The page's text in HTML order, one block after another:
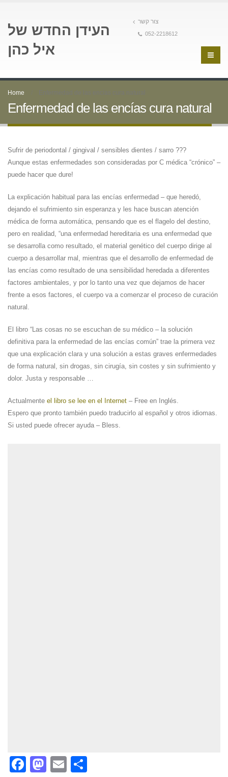
העידן החדש של
איל כהן
צור קשר
052-2218612
Home Enfermedad de las encías cura natural
Enfermedad de las encías cura natural
Sufrir de periodontal / gingival / sensibles dientes / sarro ???
Aunque estas enfermedades son consideradas por C médica “crónico” –
puede hacer que dure!
La explicación habitual para las encías enfermedad – que heredó,
dejando el sufrimiento sin esperanza y les hace buscan atención
médica de forma automática, pensando que es el flagelo del destino,
pero en realidad, “una enfermedad hereditaria es una enfermedad que
se desarrolla como resultado, el material genético del cuerpo dirige al
cuerpo a desarrollar mal, mientras que el desarrollo de enfermedad de
las encías como resultado de una sensibilidad heredada a diferentes
factores ambientales, y por lo tanto una vez que dejamos de hacer
frente a esos factores, el cuerpo va a comenzar el proceso de curación
natural.
El libro “Las cosas no se escuchan de su médico – la solución
definitiva para la enfermedad de las encías común” trae la primera vez
que una explicación clara y una solución a estas graves enfermedades
de forma natural, sin drogas, sin cirugía, sin costes y sin sufrimiento y
dolor. Justa y responsable …
Actualmente el libro se lee en el Internet – Free en Inglés.
Espero que pronto también puedo traducirlo al español y otros idiomas.
Si usted puede ofrecer ayuda – Bless.
Facebook
Mastodon
Email